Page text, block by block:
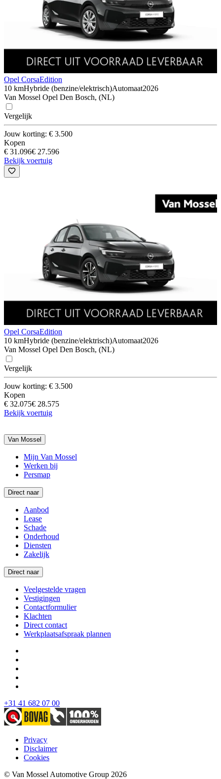
Opel CorsaEdition
10 kmHybride (benzine/elektrisch)Automaat2026
Van Mossel Opel Den Bosch, (NL)
Vergelijk
Jouw korting: € 3.500
Kopen
€ 31.096€ 27.596
Bekijk voertuig
Opel CorsaEdition
10 kmHybride (benzine/elektrisch)Automaat2026
Van Mossel Opel Den Bosch, (NL)
Vergelijk
Jouw korting: € 3.500
Kopen
€ 32.075€ 28.575
Bekijk voertuig
Van Mossel
Mijn Van Mossel
Werken bij
Persmap
Direct naar
Aanbod
Lease
Schade
Onderhoud
Diensten
Zakelijk
Direct naar
Veelgestelde vragen
Vestigingen
Contactformulier
Klachten
Direct contact
Werkplaatsafspraak plannen
+31 41 682 07 00
Privacy
Disclaimer
Cookies
© Van Mossel Automotive Group 2026